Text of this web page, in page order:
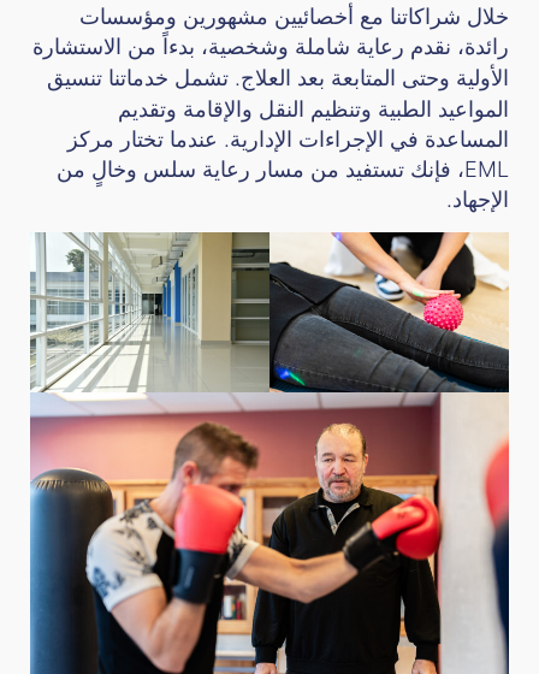
خلال شراكاتنا مع أخصائيين مشهورين ومؤسسات
رائدة، نقدم رعاية شاملة وشخصية، بدءاً من الاستشارة
الأولية وحتى المتابعة بعد العلاج. تشمل خدماتنا تنسيق
المواعيد الطبية وتنظيم النقل والإقامة وتقديم
المساعدة في الإجراءات الإدارية. عندما تختار مركز
EML، فإنك تستفيد من مسار رعاية سلس وخالٍ من
الإجهاد.